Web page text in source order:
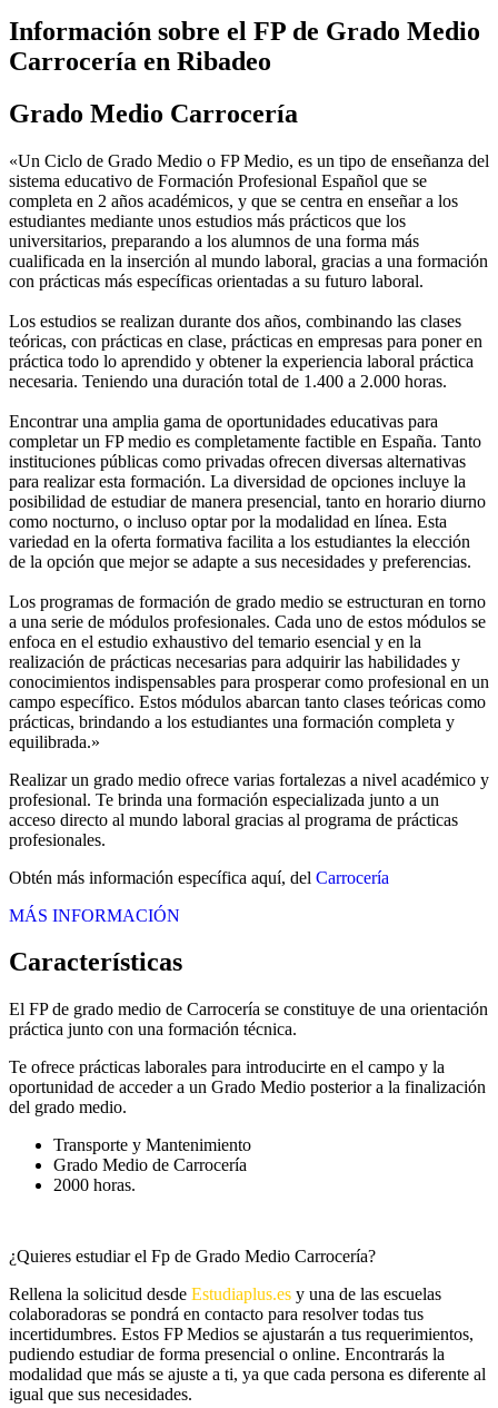
Información sobre el FP de Grado Medio
Carrocería en Ribadeo
Grado Medio Carrocería
«Un Ciclo de Grado Medio o FP Medio, es un tipo de enseñanza del
sistema educativo de Formación Profesional Español que se
completa en 2 años académicos, y que se centra en enseñar a los
estudiantes mediante unos estudios más prácticos que los
universitarios, preparando a los alumnos de una forma más
cualificada en la inserción al mundo laboral, gracias a una formación
con prácticas más específicas orientadas a su futuro laboral.
Los estudios se realizan durante dos años, combinando las clases
teóricas, con prácticas en clase, prácticas en empresas para poner en
práctica todo lo aprendido y obtener la experiencia laboral práctica
necesaria. Teniendo una duración total de 1.400 a 2.000 horas.
Encontrar una amplia gama de oportunidades educativas para
completar un FP medio es completamente factible en España. Tanto
instituciones públicas como privadas ofrecen diversas alternativas
para realizar esta formación. La diversidad de opciones incluye la
posibilidad de estudiar de manera presencial, tanto en horario diurno
como nocturno, o incluso optar por la modalidad en línea. Esta
variedad en la oferta formativa facilita a los estudiantes la elección
de la opción que mejor se adapte a sus necesidades y preferencias.
Los programas de formación de grado medio se estructuran en torno
a una serie de módulos profesionales. Cada uno de estos módulos se
enfoca en el estudio exhaustivo del temario esencial y en la
realización de prácticas necesarias para adquirir las habilidades y
conocimientos indispensables para prosperar como profesional en un
campo específico. Estos módulos abarcan tanto clases teóricas como
prácticas, brindando a los estudiantes una formación completa y
equilibrada.»
Realizar un grado medio ofrece varias fortalezas a nivel académico y
profesional. Te brinda una formación especializada junto a un
acceso directo al mundo laboral gracias al programa de prácticas
profesionales.
Obtén más información específica aquí, del Carrocería
MÁS INFORMACIÓN
Características
El FP de grado medio de Carrocería se constituye de una orientación
práctica junto con una formación técnica.
Te ofrece prácticas laborales para introducirte en el campo y la
oportunidad de acceder a un Grado Medio posterior a la finalización
del grado medio.
Transporte y Mantenimiento
Grado Medio de Carrocería
2000 horas.
¿Quieres estudiar el Fp de Grado Medio Carrocería?
Rellena la solicitud desde Estudiaplus.es y una de las escuelas
colaboradoras se pondrá en contacto para resolver todas tus
incertidumbres. Estos FP Medios se ajustarán a tus requerimientos,
pudiendo estudiar de forma presencial o online. Encontrarás la
modalidad que más se ajuste a ti, ya que cada persona es diferente al
igual que sus necesidades.